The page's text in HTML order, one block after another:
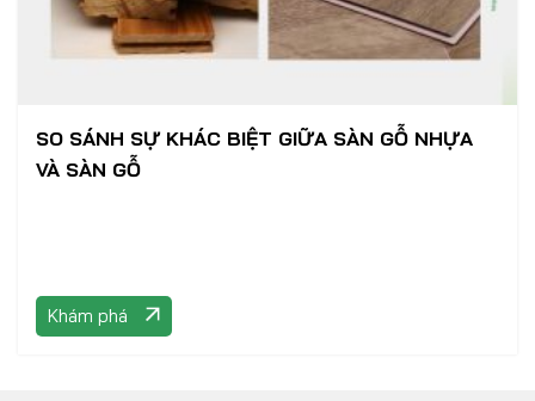
SO SÁNH SỰ KHÁC BIỆT GIỮA SÀN GỖ NHỰA
VÀ SÀN GỖ
Khám phá